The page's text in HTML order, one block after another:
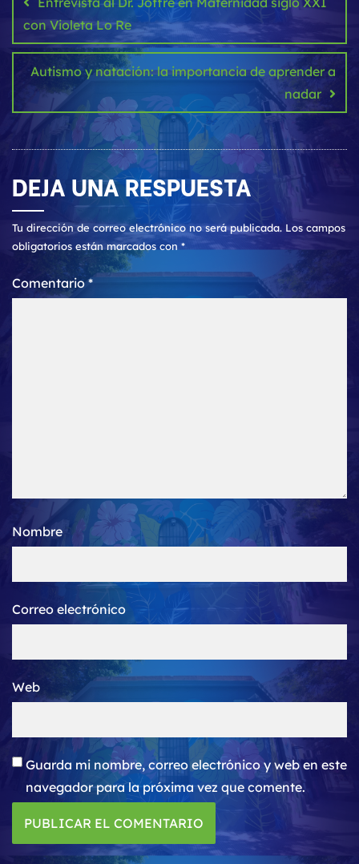
entradas
con Violeta Lo Re
Autismo y natación: la importancia de aprender a
nadar
DEJA UNA RESPUESTA
Tu dirección de correo electrónico no será publicada. Los campos
obligatorios están marcados con *
Comentario*
Nombre
Correo electrónico
Web
Guarda mi nombre, correo electrónico y web en este
navegador para la próxima vez que comente.